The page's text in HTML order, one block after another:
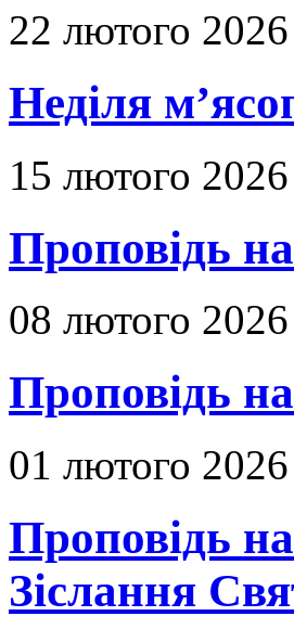
22 лютого 2026
Неділя
15 лютого 2026
Проповідь
08 лютого 2026
Проповідь
01 лютого 2026
Проповідь
Зіслання